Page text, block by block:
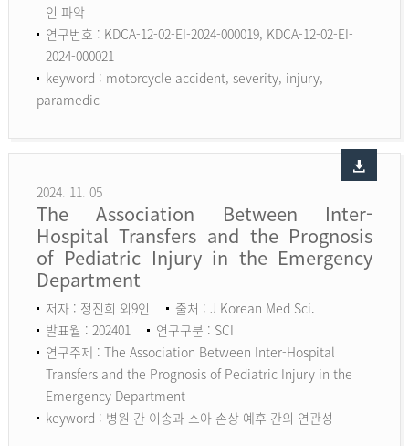
인 파악
연구번호 : KDCA-12-02-EI-2024-000019, KDCA-12-02-EI-
2024-000021
keyword : motorcycle accident, severity, injury,
paramedic
2024. 11. 05
The Association Between Inter-
Hospital Transfers and the Prognosis
of Pediatric Injury in the Emergency
Department
저자 : 정진희 외9인
출처 : J Korean Med Sci.
발표월 : 202401
연구구분 : SCI
연구주제 : The Association Between Inter-Hospital
Transfers and the Prognosis of Pediatric Injury in the
Emergency Department
keyword : 병원 간 이송과 소아 손상 예후 간의 연관성